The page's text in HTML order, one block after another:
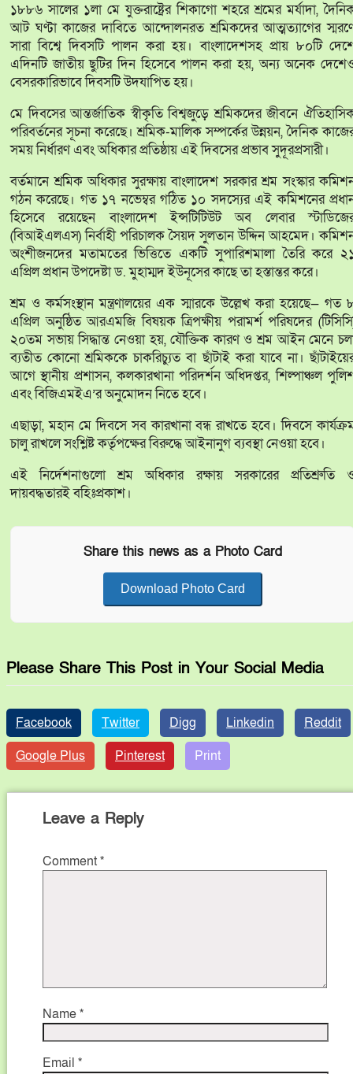
১৮৮৬ সালের ১লা মে যুক্তরাষ্ট্রের শিকাগো শহরে শ্রমের মর্যাদা,
আট ঘণ্টা কাজের দাবিতে আন্দোলনরত শ্রমিকদের আত্মত্যাগের
সারা বিশ্বে দিবসটি পালন করা হয়। বাংলাদেশসহ প্রায় ৮০টি
এদিনটি জাতীয় ছুটির দিন হিসেবে পালন করা হয়, অন্য অনেক
বেসরকারিভাবে দিবসটি উদযাপিত হয়।
মে দিবসের আন্তর্জাতিক স্বীকৃতি বিশ্বজুড়ে শ্রমিকদের জীবনে
পরিবর্তনের সূচনা করেছে। শ্রমিক-মালিক সম্পর্কের উন্নয়ন, দৈনিক
সময় নির্ধারণ এবং অধিকার প্রতিষ্ঠায় এই দিবসের প্রভাব সুদূরপ্রসারী।
বর্তমানে শ্রমিক অধিকার সুরক্ষায় বাংলাদেশ সরকার শ্রম সংস্কার
গঠন করেছে। গত ১৭ নভেম্বর গঠিত ১০ সদস্যের এই কমিশনের
হিসেবে রয়েছেন বাংলাদেশ ইন্সটিটিউট অব লেবার
(বিআইএলএস) নির্বাহী পরিচালক সৈয়দ সুলতান উদ্দিন আহমেদ।
অংশীজনদের মতামতের ভিত্তিতে একটি সুপারিশমালা তৈরি করে
এপ্রিল প্রধান উপদেষ্টা ড. মুহাম্মদ ইউনূসের কাছে তা হস্তান্তর করে।
শ্রম ও কর্মসংস্থান মন্ত্রণালয়ের এক স্মারকে উল্লেখ করা হয়েছে— গত
এপ্রিল অনুষ্ঠিত আরএমজি বিষয়ক ত্রিপক্ষীয় পরামর্শ পরিষদের
২০তম সভায় সিদ্ধান্ত নেওয়া হয়, যৌক্তিক কারণ ও শ্রম আইন মেনে
ব্যতীত কোনো শ্রমিককে চাকরিচ্যুত বা ছাঁটাই করা যাবে না।
আগে স্থানীয় প্রশাসন, কলকারখানা পরিদর্শন অধিদপ্তর, শিল্পাঞ্চল
এবং বিজিএমইএ’র অনুমোদন নিতে হবে।
এছাড়া, মহান মে দিবসে সব কারখানা বন্ধ রাখতে হবে। দিবসে
চালু রাখলে সংশ্লিষ্ট কর্তৃপক্ষের বিরুদ্ধে আইনানুগ ব্যবস্থা নেওয়া হবে।
এই নির্দেশনাগুলো শ্রম অধিকার রক্ষায় সরকারের প্রতিশ্রুতি
দায়বদ্ধতারই বহিঃপ্রকাশ।
Share this news as a Photo Card
Download Photo Card
Please Share This Post in Your Social Media
Facebook Twitter Digg Linkedin
Reddit
Google Plus
Pinterest Print
Leave a Reply
Comment*
Name*
Email *